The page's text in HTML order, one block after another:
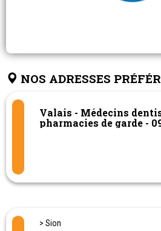
NOS ADRESSES
Valais - Médecins
pharmacies de garde -
> Sion